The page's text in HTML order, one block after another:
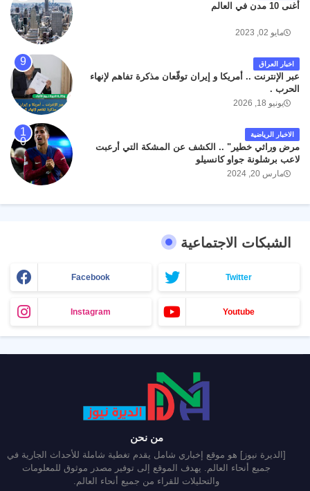
أغنى 10 مدن في العالم
مايو 02, 2023
اخبار العراق
عبر الإنترنت .. أمريكا و إيران توقّعان مذكرة تفاهم لإنهاء
الحرب .
يونيو 18, 2026
الاخبار الرياضية
مرض وراثي خطير" .. الكشف عن المشكة التي أرعبت
لاعب برشلونة جواو كانسيلو
مارس 20, 2024
الشبكات الاجتماعية
Facebook Twitter
Instagram Youtube
من نحن
[الديرة نيوز] هو موقع إخباري شامل يقدم تغطية شاملة للأحداث الجارية في
جميع أنحاء العالم. يهدف الموقع إلى توفير مصدر موثوق للمعلومات
والتحليلات للقراء من جميع أنحاء العالم.